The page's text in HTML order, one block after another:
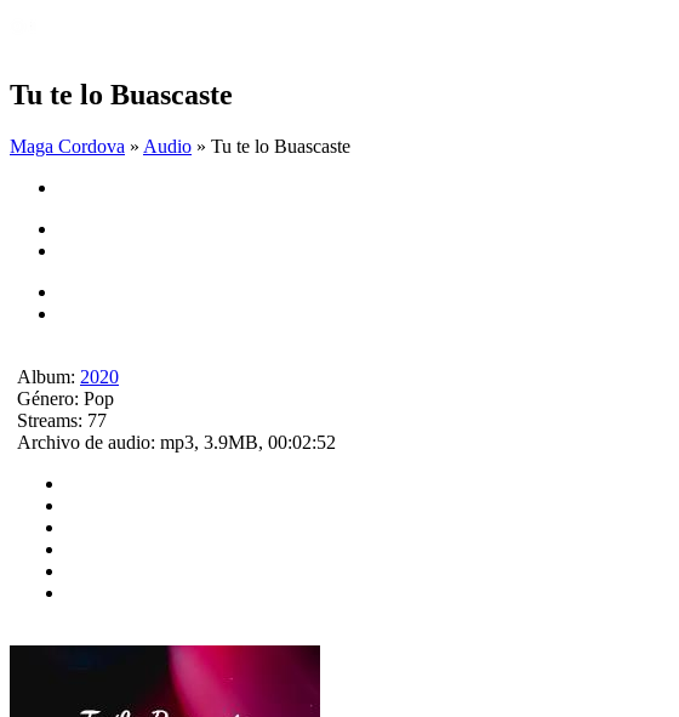
Tu te lo Buascaste
Maga Cordova » Audio » Tu te lo Buascaste
Album: 2020
Género: Pop
Streams: 77
Archivo de audio: mp3, 3.9MB, 00:02:52